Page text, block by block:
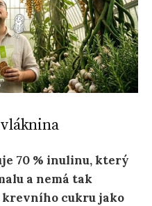
70 % inulinu, který
a nemá tak
cukru jako